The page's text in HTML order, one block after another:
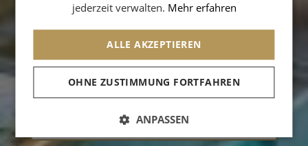
Bestellung abwickeln zu können. Wir
Ihnen Werbung zu Produkten zu senden,
die den von Ihnen bestellten Produkten
ähnlich sind.
jederzeit verwalten. Mehr erfahren
ALLE AKZEPTIEREN
OHNE ZUSTIMMUNG FORTFAHREN
ANPASSEN